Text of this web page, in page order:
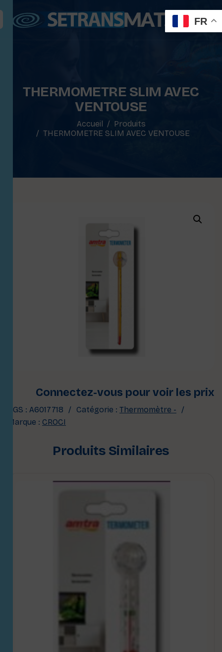
THERMOMETRE SLIM AVEC
VENTOUSE
Accueil
Produits
THERMOMETRE SLIM AVEC VENTOUSE
Connectez-vous pour voir les prix
UGS : A6017718 Catégorie : Thermomètre -
Marque : CROCI
Produits Similaires
FR